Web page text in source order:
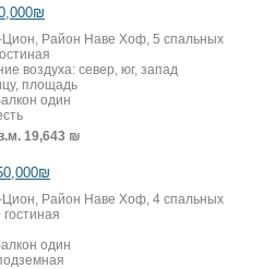
Район Наве Хоф, 5 спальных
воздуха: север, юг, запад
площадь
один
19,643 ₪
Район Наве Хоф, 4 спальных
один